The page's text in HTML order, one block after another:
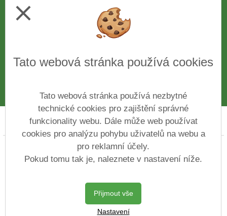
Telefon
312 510 081
43776761
www.zshajeslany.cz
E-mail
1zsslany.haje@zshajeslany.cz
Číslo účtu
27-7171100227/0100
Prohlášení o přístupnosti Mapa webu Cookies
Copyright © 2022 - 2023 Základní škola ve Slaném Na
Hájích &
Vitalex Group - Tvorba školních
close
Tato webová stránka používá cookies
Tato webová stránka používá nezbytné
technické cookies pro zajištění správné
funkcionality webu. Dále může web používat
cookies pro analýzu pohybu uživatelů na webu a
pro reklamní účely.
Pokud tomu tak je, naleznete v nastavení níže.
Přijmout vše
Nastavení